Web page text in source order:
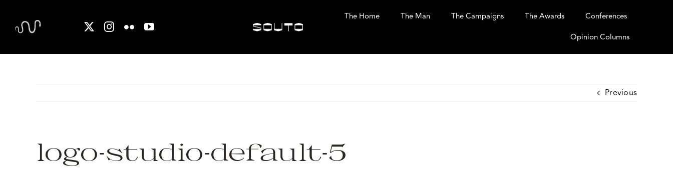
content
The Home The Man The Campaigns The Awards
Conferences
Opinion Columns
Previous
logo-studio-default-5